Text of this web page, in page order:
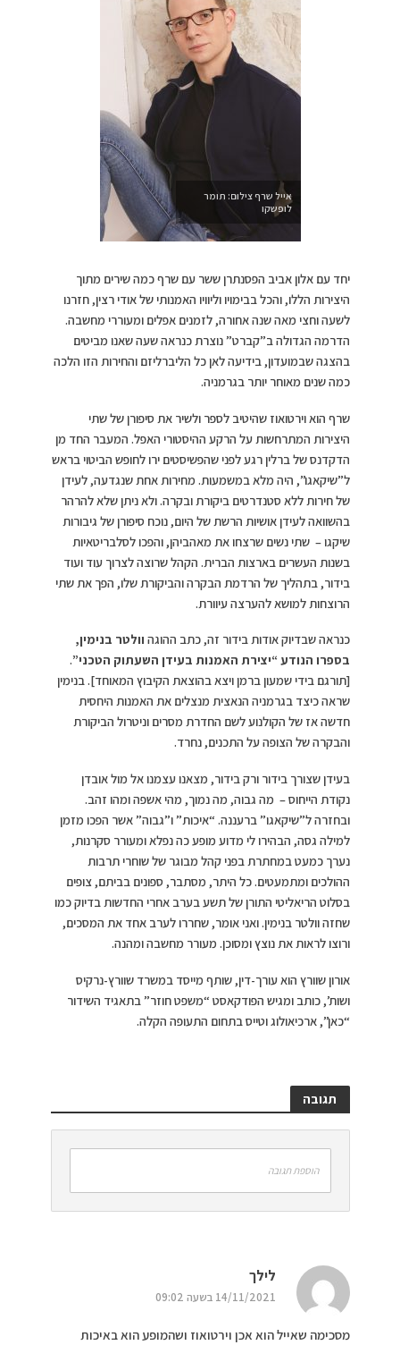
אייל שרף צילום: תומר
לופשקו
יחד עם אלון אביב הפסנתרן ששר עם שרף כמה שירים מתוך
היצירות הללו, והכל בבימויו וליוויו האמנותי של אודי רצין, חזרנו
לשעה וחצי מאה שנה אחורה, לזמנים אפלים ומעוררי מחשבה.
הדרמה הגדולה ב”קברט” נוצרת כנראה שעה שאנו מביטים
בהצגה שבמועדון, בידיעה לאן כל הליברליזם והחירות הזו הלכה
כמה שנים מאוחר יותר בגרמניה.
שרף הוא וירטואוז שהיטיב לספר ולשיר את סיפורן של שתי
היצירות המתרחשות על הרקע ההיסטורי האפל. המעבר החד מן
הדקדנס של ברלין רגע לפני שהפשיסטים ירו לחופש הביטוי בראש
ל”שיקאגו”, היה מלא במשמעות. מחירות אחת שנגדעה, לעידן
של חירות ללא סטנדרטים ביקורת ובקרה. ולא ניתן שלא להרהר
בהשוואה לעידן אושיות הרשת של היום, נוכח סיפורן של גיבורות
שיקגו – שתי נשים שרצחו את מאהביהן, והפכו לסלבריטאיות
בשנות העשרים בארצות הברית. הקהל שרוצה לצרוך עוד ועוד
בידור, בתהליך של הרדמת הבקרה והביקורת שלו, הפך את שתי
הרוצחות למושא להערצה עיוורת.
כנראה שבדיוק אודות בידור זה, כתב ההוגה וולטר בנימין,
בספרו הנודע “יצירת האמנות בעידן השעתוק הטכני”.
[תורגם בידי שמעון ברמן ויצא בהוצאת הקיבוץ המאוחד]. בנימין
שראה כיצד בגרמניה הנאצית מנצלים את האמנות היחסית
חדשה אז של הקולנוע לשם החדרת מסרים וניטרול הביקורת
והבקרה של הצופה על התכנים, נחרד.
בעידן שצורך בידור ורק בידור, מצאנו עצמנו אל מול אובדן
נקודת הייחוס – מה גבוה, מה נמוך, מהי אשפה ומהו זהב.
ובחזרה ל”שיקאגו” ברעננה. “איכות” ו”גבוה” אשר הפכו מזמן
למילה גסה, הבהירו לי מדוע מופע כה נפלא ומעורר סקרנות,
נערך כמעט במחתרת בפני קהל מבוגר של שוחרי תרבות
ההולכים ומתמעטים. כל היתר, מסתבר, ספונים בביתם, צופים
בסלוט הריאליטי התורן של תשע בערב אחרי החדשות בדיוק כמו
שחזה וולטר בנימין. ואני אומר, שחררו לערב אחד את המסכים,
ורוצו לראות את נוצץ ומסוכן. מעורר מחשבה ומהנה.
אורון שוורץ הוא עורך-דין, שותף מייסד במשרד שוורץ-נרקיס
ושות’, כותב ומגיש הפודקאסט “משפט חוזר” בתאגיד השידור
“כאן”, ארכיאולוג וטייס בתחום התעופה הקלה.
תגובה
הוספת תגובה
לילך
14/11/2021 בשעה 09:02
מסכימה שאייל הוא אכן וירטואוז ושהמופע הוא באיכות